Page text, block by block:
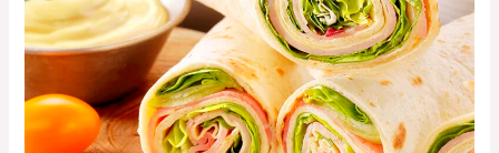
jamón
y
con
MayoVegana